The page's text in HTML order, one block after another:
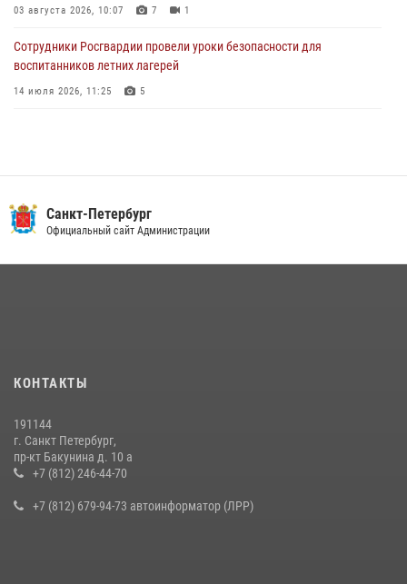
04 августа 2026, 14:05
03 августа 2026, 10:07 7 1
Сотрудники Росгвардии провели уроки безопасности для
воспитанников летних лагерей
14 июля 2026, 11:25 5
В Красногвардейском районе росгвардейцы задержали хулигана,
угрожавшего мужчине пневматическим пистолетом
на III Международном петербургском цифровом форуме
В Ленобласти сотрудники Росгвардии провели встречу с
воспитанниками детского клуба «Умные каникулы»
Санкт-Петербург
Официальный сайт Администрации
КОНТАКТЫ
191144
г. Санкт Петербург,
пр-кт Бакунина д. 10 а
+7 (812) 246-44-70
+7 (812) 679-94-73 автоинформатор (ЛРР)